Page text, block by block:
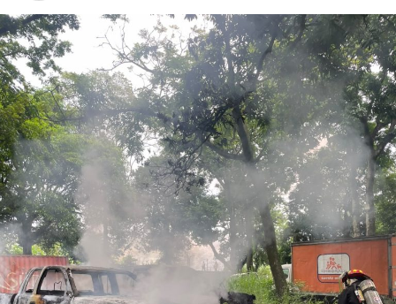
correspondientes.
Tras varios meses de proceso penal, el juez consideró
acreditada la responsabilidad de Anselmo “N”, Jesús “N”,
Diego “N”, Lauro Arturo “N”, Dana Natalia “N” y
Bonifacio “N”, imponiéndoles una pena de cuatro años y
nueve meses de prisión.
Los ahora sentenciados formaban parte de la Policía
Municipal de Coscomatepec durante la administración
del alcalde de Movimiento Ciudadano, Armando Reyes
Muñoz, y permanecerán recluidos en el Centro de
Reinserción Social de Mediana Seguridad de La Toma, en
Amatlán de los Reyes, donde cumplirán la condena.